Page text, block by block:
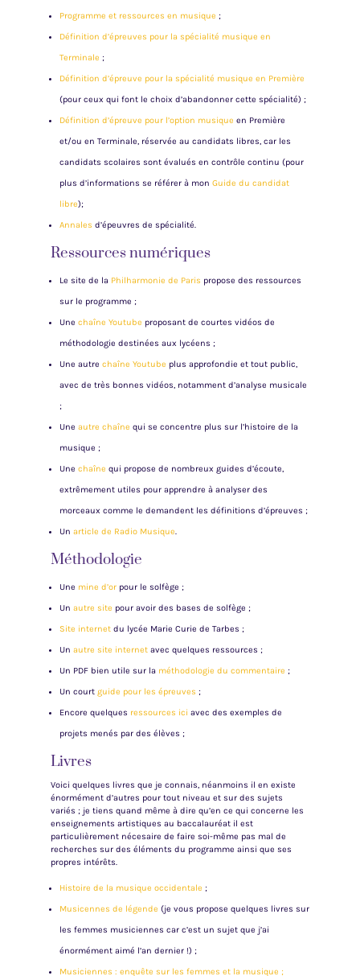
Programme et ressources en musique ;
Définition d’épreuves pour la spécialité musique en
Terminale ;
Définition d’épreuve pour la spécialité musique en Première
(pour ceux qui font le choix d’abandonner cette spécialité) ;
Définition d’épreuve pour l’option musique en Première
et/ou en Terminale, réservée au candidats libres, car les
candidats scolaires sont évalués en contrôle continu (pour
plus d’informations se référer à mon Guide du candidat
libre);
Annales d’épeuvres de spécialité.
Ressources numériques
Le site de la Philharmonie de Paris propose des ressources
sur le programme ;
Une chaîne Youtube proposant de courtes vidéos de
méthodologie destinées aux lycéens ;
Une autre chaîne Youtube plus approfondie et tout public,
avec de très bonnes vidéos, notamment d’analyse musicale
;
Une autre chaîne qui se concentre plus sur l’histoire de la
musique ;
Une chaîne qui propose de nombreux guides d’écoute,
extrêmement utiles pour apprendre à analyser des
morceaux comme le demandent les définitions d’épreuves ;
Un article de Radio Musique.
Méthodologie
Une mine d’orpour le solfège ;
Un autre site pour avoir des bases de solfège ;
Site internetdu lycée Marie Curie de Tarbes ;
Un autre site internetavec quelques ressources ;
Un PDF bien utile sur la méthodologie du commentaire ;
Un courtguide pour les épreuves ;
Encore quelques ressources ici avec des exemples de
projets menés par des élèves ;
Livres
Voici quelques livres que je connais, néanmoins il en existe
énormément d’autres pour tout niveau et sur des sujets
variés ; je tiens quand même à dire qu’en ce qui concerne les
enseignements artistiques au baccalauréat il est
particulièrement nécesaire de faire soi-même pas mal de
recherches sur des éléments du programme ainsi que ses
propres intérêts.
Histoire de la musique occidentale ;
Musicennes de légende (je vous propose quelques livres sur
les femmes musiciennes car c’est un sujet que j’ai
énormément aimé l’an dernier !) ;
Musiciennes : enquête sur les femmes et la musique ;